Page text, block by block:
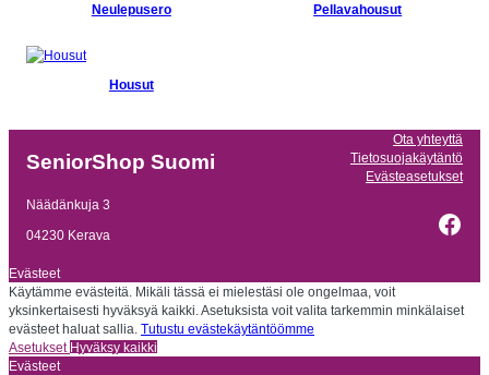
Neulepusero Pellavahousut
Housut
SeniorShop Suomi
Näädänkuja 3
04230 Kerava
Ota yhteyttä
Tietosuojakäytäntö
Evästeasetukset
Evästeet
Käytämme evästeitä. Mikäli tässä ei mielestäsi ole ongelmaa, voit
yksinkertaisesti hyväksyä kaikki. Asetuksista voit valita tarkemmin minkälaiset
evästeet haluat sallia. Tutustu evästekäytäntöömme
Asetukset Hyväksy kaikki
Evästeet